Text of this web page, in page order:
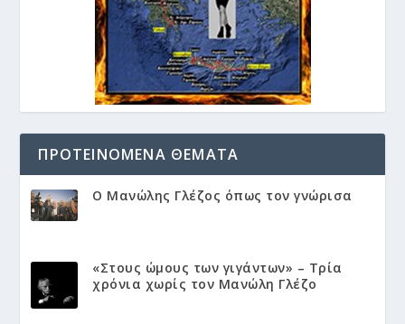
ΠΡΟΤΕΙΝΌΜΕΝΑ ΘΈΜΑΤΑ
Ο Μανώλης Γλέζος όπως τον γνώρισα
«Στους ώμους των γιγάντων» – Τρία
χρόνια χωρίς τον Μανώλη Γλέζο